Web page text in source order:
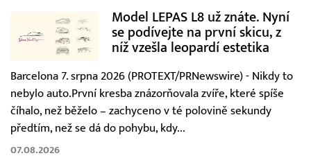
Model LEPAS L8 už znáte. Nyní
se podívejte na první skicu, z
níž vzešla leopardí estetika
Barcelona 7. srpna 2026 (PROTEXT/PRNewswire) - Nikdy to
nebylo auto.První kresba znázorňovala zvíře, které spíše
číhalo, než běželo – zachyceno v té polovině sekundy
předtím, než se dá do pohybu, kdy...
07.08.2026